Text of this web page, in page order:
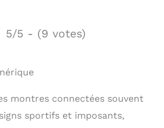
5/5 - (9 votes)
montres connectées souvent
sportifs et imposants,